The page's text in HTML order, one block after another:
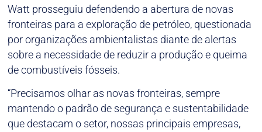
Watt prosseguiu defendendo a abertura de novas
fronteiras para a exploração de petróleo, questionada
por organizações ambientalistas diante de alertas
sobre a necessidade de reduzir a produção e queima
de combustíveis fósseis.
“Precisamos olhar as novas fronteiras, sempre
mantendo o padrão de segurança e sustentabilidade
que destacam o setor, nossas principais empresas,